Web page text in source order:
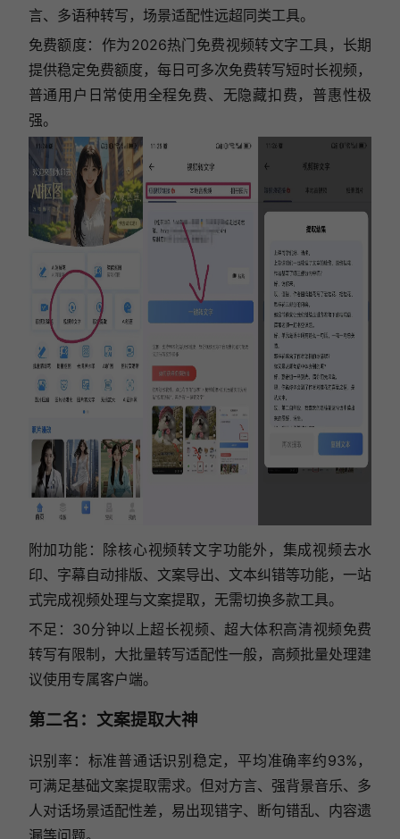
言、多语种转写，场景适配性远超同类工具。
免费额度：作为2026热门免费视频转文字工具，长期
提供稳定免费额度，每日可多次免费转写短时长视频，
普通用户日常使用全程免费、无隐藏扣费，普惠性极
强。
附加功能：除核心视频转文字功能外，集成视频去水
印、字幕自动排版、文案导出、文本纠错等功能，一站
式完成视频处理与文案提取，无需切换多款工具。
不足：30分钟以上超长视频、超大体积高清视频免费
转写有限制，大批量转写适配性一般，高频批量处理建
议使用专属客户端。
第二名：文案提取大神
识别率：标准普通话识别稳定，平均准确率约93%，
可满足基础文案提取需求。但对方言、强背景音乐、多
人对话场景适配性差，易出现错字、断句错乱、内容遗